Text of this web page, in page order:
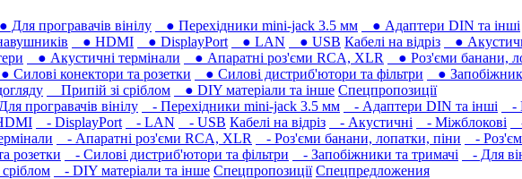
Для програвачів вінілу ● Перехідники mini-jack 3.5 мм ● Адаптери DIN та інші
● HDMI ● DisplayPort ● LAN ● USB Кабелі на відріз ●
● Акустичні термінали ● Апаратні роз'єми RCA, XLR ● Роз'єми банани,
Силові конектори та розетки ● Силові дистриб'ютори та фільтри ●
Припій зі сріблом ● DIY матеріали та інше Спецпропозиції
програвачів вінілу - Перехідники mini-jack 3.5 мм - Адаптери DIN та інші -
- DisplayPort - LAN - USB Кабелі на відріз - Акустичні - Міжблокові
- Апаратні роз'єми RCA, XLR - Роз'єми банани, лопатки, піни -
розетки - Силові дистриб'ютори та фільтри - Запобіжники та тримачі - Для
- DIY матеріали та інше Спецпропозиції Спецпредложения